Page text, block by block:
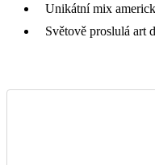
Unikátní mix
Světově proslulá art